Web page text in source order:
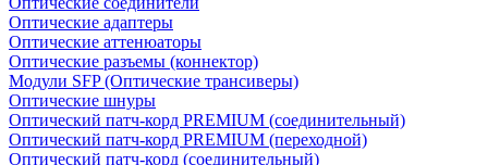
Оптические адаптеры
Оптические аттенюаторы
Оптические разъемы (коннектор)
Модули SFP (Оптические трансиверы)
Оптические шнуры
Оптический патч-корд PREMIUM (соединительный)
Оптический патч-корд PREMIUM (переходной)
Оптический патч-корд (соединительный)